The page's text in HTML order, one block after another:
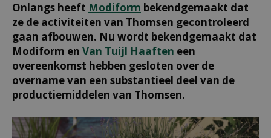
Onlangs heeft Modiform bekendgemaakt dat
ze de activiteiten van Thomsen gecontroleerd
gaan afbouwen. Nu wordt bekendgemaakt dat
Modiform en Van Tuijl Haaften een
overeenkomst hebben gesloten over de
overname van een substantieel deel van de
productiemiddelen van Thomsen.